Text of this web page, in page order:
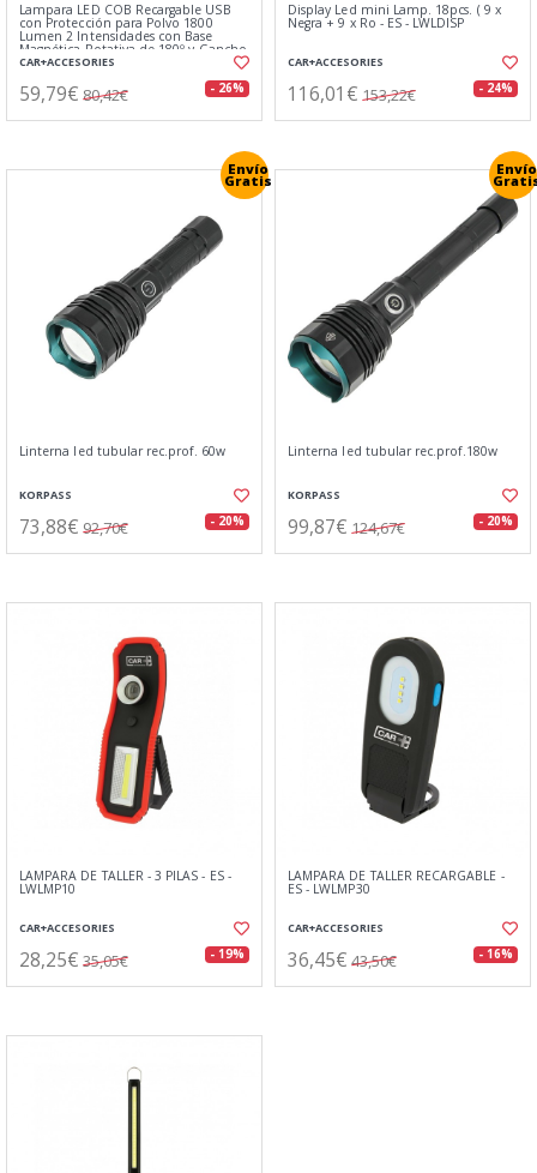
Lampara LED COB Recargable USB
con Protección para Polvo 1800
Lumen 2 Intensidades con Base
Magnética Rotativa de 180º y Gancho
CAR+ACCESORIES
59,79€ 80,42€ - 26%
Display Led mini Lamp. 18pcs. ( 9 x
Negra + 9 x Ro - ES - LWLDISP
CAR+ACCESORIES
116,01€ 153,22€ - 24%
Envío
Gratis
Linterna led tubular rec.prof. 60w
KORPASS
73,88€ 92,70€ - 20%
Envío
Linterna led tubular rec.prof.180w
KORPASS
99,87€ 124,67€ - 20%
LAMPARA DE TALLER - 3 PILAS - ES -
LWLMP10
CAR+ACCESORIES
28,25€ 35,05€ - 19%
LAMPARA DE TALLER RECARGABLE -
ES - LWLMP30
CAR+ACCESORIES
36,45€ 43,50€ - 16%